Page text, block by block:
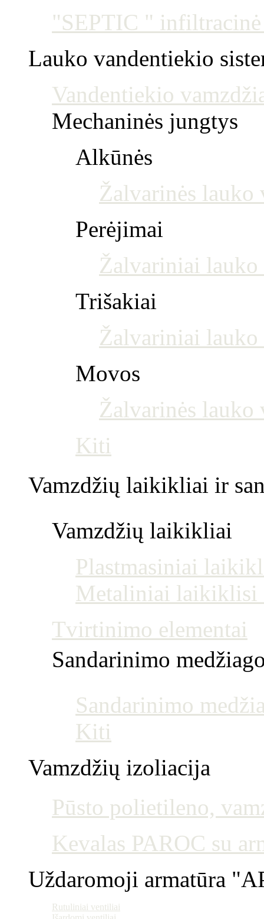
"SEPTIC "
Lauko vandentiekio
Vandentiekio
Mechaninės jungtys
Alkūnės
Žalvarinės lauko
Perėjimai
Žalvariniai
Trišakiai
Žalvariniai
Movos
Žalvarinės lauko
Kiti
Vamzdžių laikikliai ir
Vamzdžių laikikliai
Plastmasiniai
Metaliniai laikiklisi
Tvirtinimo elementai
Sandarinimo
Sandarinimo
Kiti
Vamzdžių izoliacija
Pūsto polietileno,
Kevalas PAROC su
Uždaromoji armatūra
Rutuliniai ventiliai